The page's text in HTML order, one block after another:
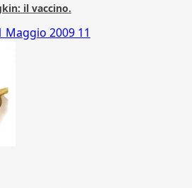
il vaccino.
Maggio 2009 11